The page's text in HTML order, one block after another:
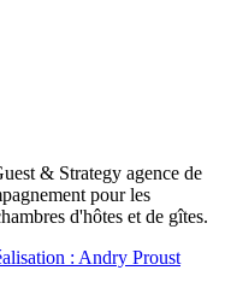
& Strategy agence de
pour les
d'hôtes et de gîtes.
: Andry Proust